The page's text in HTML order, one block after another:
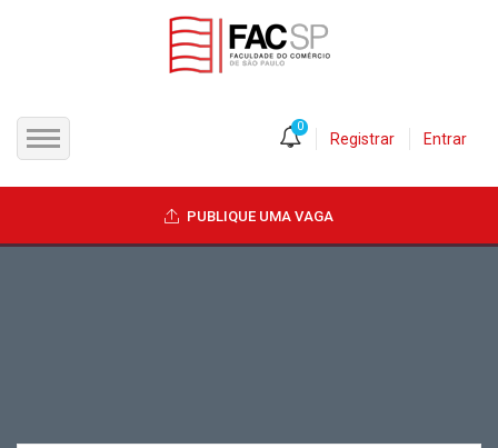
CANDIDATOS
0
Registrar Entrar
PUBLIQUE UMA VAGA